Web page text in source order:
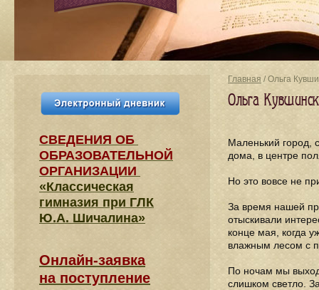
Главная / Ольга
Ольга
Маленький город,
дома, в центре
Но это вовсе не
За время нашей
отыскивали
конце мая, когда
влажным лесом с
По ночам мы
слишком светло.
СВЕДЕНИЯ​ ОБ
ОБРАЗОВАТЕЛЬНОЙ
ОРГАНИЗАЦИИ
«Классическая
гимназия при ГЛК
Ю.А. Шичалина»
Онлайн-заявка
на поступление